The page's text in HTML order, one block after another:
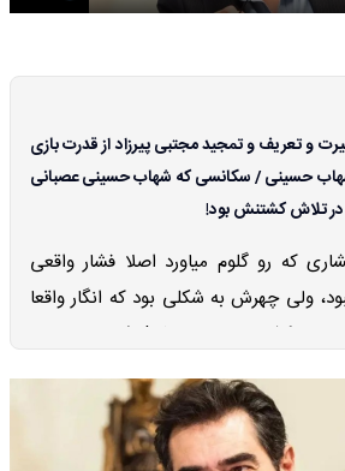
و تعریف و تمجید مجتبی پیرزاد از قدرت بازی
حسینی / سکانسی که شهاب حسینی عصبانی
تلاش کشتنش بود!
که رو گلوم میاورد اصلا فشار واقعی
ولی چهرش به شکلی بود که انگار واقعا
در حال کشتن من هستش! شهاب حسینی
بی نظیر بازی میکنه۰